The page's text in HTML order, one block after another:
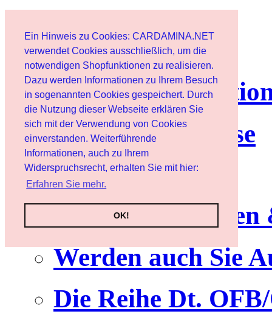
Ein Hinweis zu Cookies: CARDAMINA.NET
verwendet Cookies ausschließlich, um die
notwendigen Shopfunktionen zu realisieren.
Dazu werden Informationen zu Ihrem Besuch
in sogenannten Cookies gespeichert. Durch
die Nutzung dieser Webseite erklären Sie
sich mit der Verwendung von Cookies
einverstanden. Weiterführende
Informationen, auch zu Ihrem
Widerspruchsrecht, erhalten Sie mit hier:
Erfahren Sie mehr.
OK!
Client
lettre
Nutzungshinweise
Service
Werden auch Sie
Die Reihe Dt.